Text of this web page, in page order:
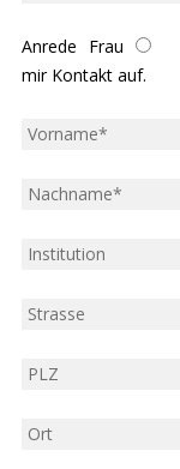
*
Anrede Frau
Kontakt
aufnehmen
mir Kontakt auf.
Vorname
Name
Institution
Strasse
PLZ
Ort